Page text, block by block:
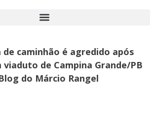
caminhão é agredido após
viaduto de Campina Grande/PB
do Márcio Rangel